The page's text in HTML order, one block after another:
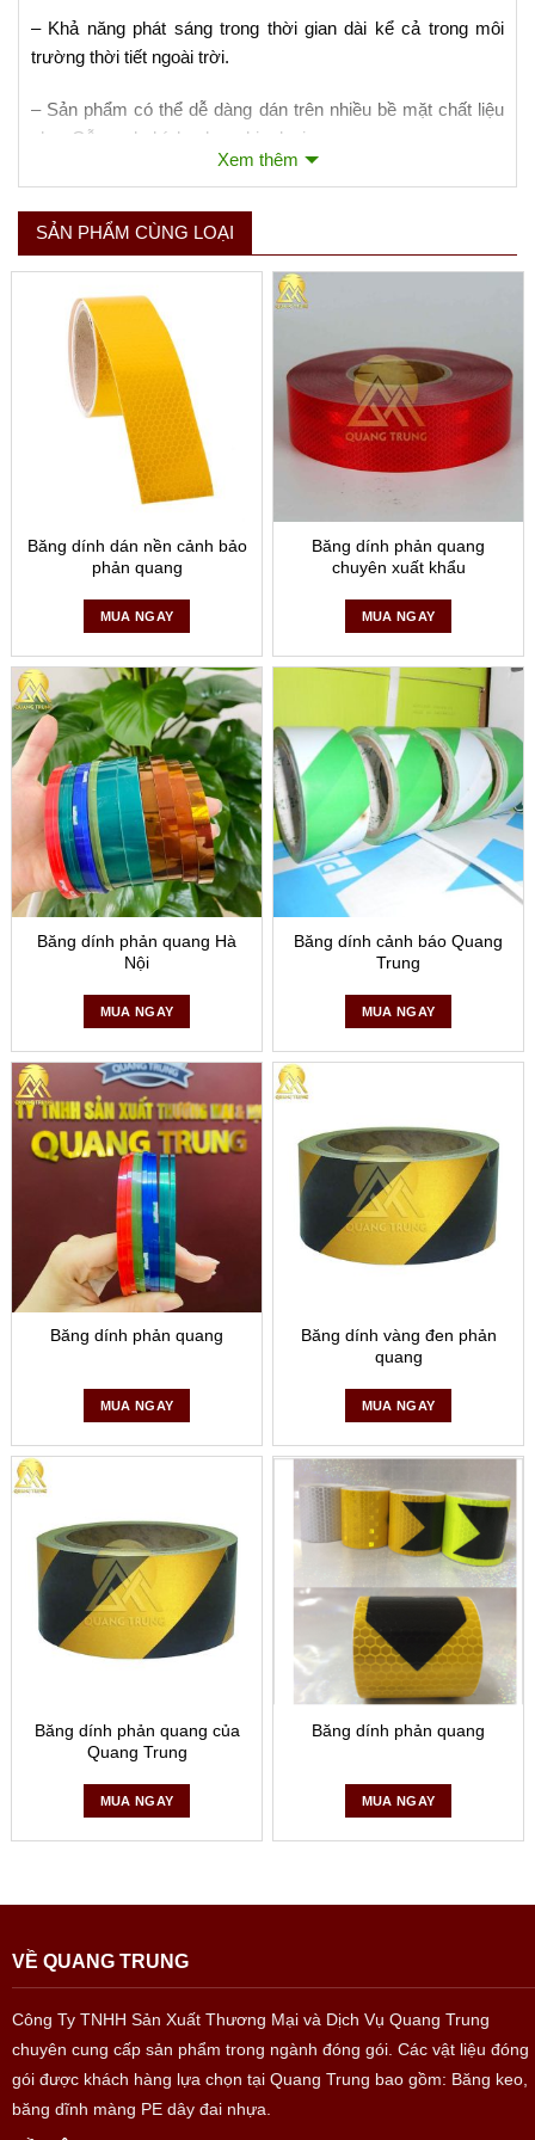
– Khả năng phát sáng trong thời gian dài kể cả trong môi
trường thời tiết ngoài trời.
– Sản phẩm có thể dễ dàng dán trên nhiều bề mặt chất liệu
như: Gỗ, gạch, kính, nhựa, kim loại,…
– Sản phẩm chịu được lực mài mòn tốt, thích hợp để sử
dụng trong kho, nhà xưởng, khu công nghiệp, khu chế xuất.
– Có lớp keo dính dính rất chắc, có thể bám dính trên nhiều
bề mặt khác nhau: Gạch, tường, gỗ, kính,…
– Có khả năng kết dính các bề mặt lại với nhau rất tốt, khi
bóc ra cũng không để lại keo hay làm ảnh hưởng tới bề mặt
được dán dính trước đó.
Có màu sắc đa dạng.
– Thao tác sử dụng đơn giản, dễ dàng và giá thành không
cao chính là ưu thế vượt trội mà sản phẩm mang lại.
Băng dính phản quang có màu sắc đa dạng
Băng dính phản quang dùng cảnh cáo cho các
Những công trình đang được sửa chữa dở hay những khu
vực đang hỏng chưa được sửa chữa kịp thời là những nơi
nguy hiểm và chúng đang tồn tại khá nhiều trong cuộc sống
của chúng ta. Những địa điểm này là nguyên nhân của nhiều
vụ tai nạn không mong muốn gây tổn hại nghiêm trọng đến
tài sản và tính mạng con người vì không có sự cảnh báo kịp
thời cho mọi người.
Băng dính phản quangcó thể làm
giảm nguy cơ tai nạn, là cách giải đáp vấn đề nghiêm trọng
trên.
Điều đặc biệt của loại băng dính này đó chính là phát huy tác
dụng 24/24 giờ, dùng được cả ban ngày lẫn ban đêm (ban
đêm không cần đèn mà phát sáng khiến người đi lại dễ nhận
ra từ xa). Điều này không chỉ giúp giải quyết vấn đề trên mà
còn có thể giúp các doanh nghiệp tiết kiệm 1 khoản chi phí
lớn bởi sản phẩm hiện nay có giá không quá cao.
Sở dĩ chúng được sử dụng hiệu quả cả ngày lẫn đêm là bởi
vì vào lúc ban đêm tối không có ánh đèn chiếu sáng thì băng
dính vẫn sẽ có phản quang là phát sáng giúp người nhìn có
Xem thêm
SẢN PHẨM CÙNG LOẠI
Băng dính dán nền cảnh bảo
phản quang
MUA NGAY
Băng dính phản quang
chuyên xuất khẩu
MUA NGAY
Băng dính phản quang Hà
Nội
MUA NGAY
Băng dính cảnh báo Quang
Trung
MUA NGAY
Băng dính phản quang
MUA NGAY
Băng dính vàng đen phản
quang
MUA NGAY
Băng dính phản quang của
Quang Trung
MUA NGAY
Băng dính phản quang
MUA NGAY
VỀ QUANG TRUNG
Công Ty TNHH Sản Xuất Thương Mại và Dịch Vụ Quang Trung
chuyên cung cấp sản phẩm trong ngành đóng gói. Các vật liệu đóng
gói được khách hàng lựa chọn tại Quang Trung bao gồm: Băng keo,
băng dĩnh màng PE dây đai nhựa.